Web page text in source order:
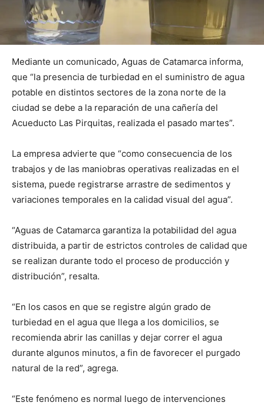
Mediante un comunicado, Aguas de Catamarca informa,
que “la presencia de turbiedad en el suministro de agua
potable en distintos sectores de la zona norte de la
ciudad se debe a la reparación de una cañería del
Acueducto Las Pirquitas, realizada el pasado martes”.
La empresa advierte que “como consecuencia de los
trabajos y de las maniobras operativas realizadas en el
sistema, puede registrarse arrastre de sedimentos y
variaciones temporales en la calidad visual del agua”.
“Aguas de Catamarca garantiza la potabilidad del agua
distribuida, a partir de estrictos controles de calidad que
se realizan durante todo el proceso de producción y
distribución”, resalta.
“En los casos en que se registre algún grado de
turbiedad en el agua que llega a los domicilios, se
recomienda abrir las canillas y dejar correr el agua
durante algunos minutos, a fin de favorecer el purgado
natural de la red”, agrega.
“Este fenómeno es normal luego de intervenciones